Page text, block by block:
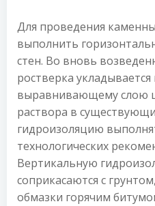
Для проведения
выполнить
стен. Во вновь
ростверка
выравнивающему слою
раствора в
гидроизоляцию
технологических
Вертикальную
соприкасаются с
обмазки горячим